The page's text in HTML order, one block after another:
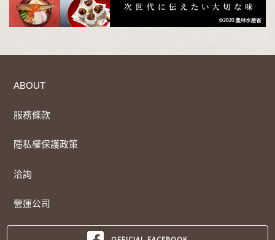
ABOUT
服務條款
隱私權保護政策
洽詢
營運公司